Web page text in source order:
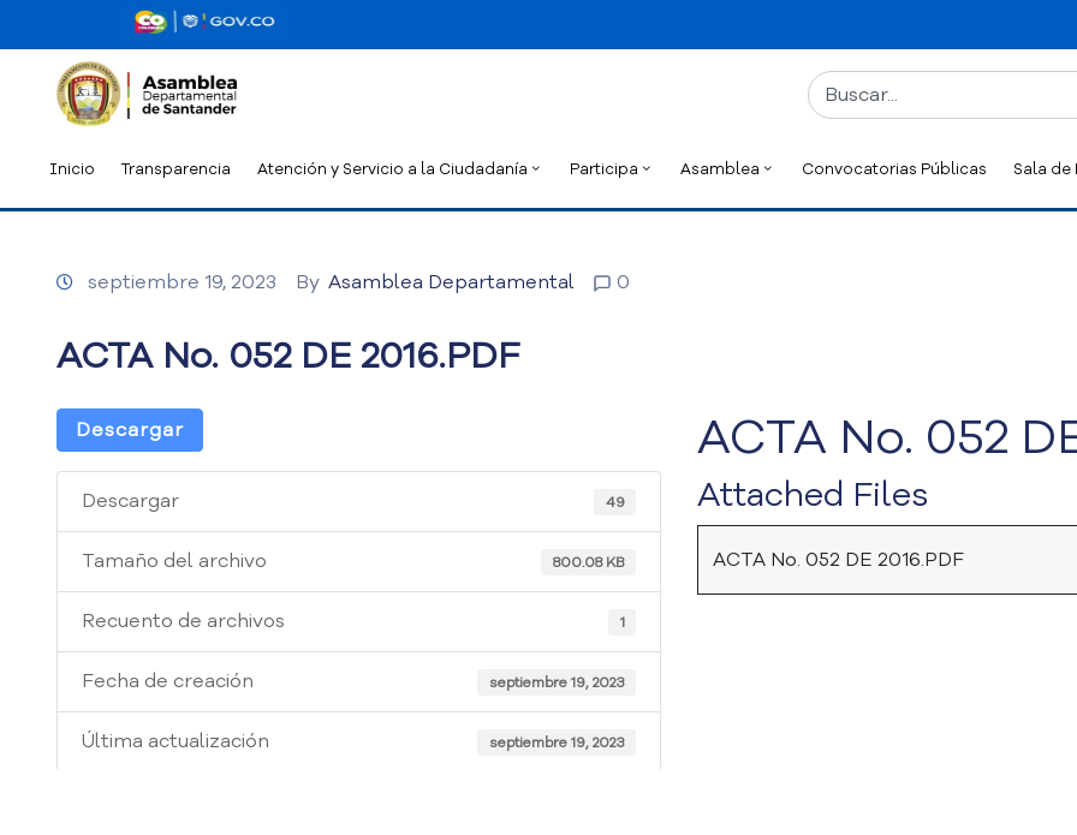
Inicio Transparencia Atención y Servicio a la Ciudadanía Participa Asamblea Convocatorias Públicas Sala de
septiembre 19, 2023 By Asamblea Departamental 0
ACTA No. 052 DE 2016.PDF
Descargar
Descargar 49
Tamaño del archivo 800.08 KB
Recuento de archivos 1
Fecha de creación septiembre 19, 2023
Última actualización septiembre 19, 2023
ACTA No. 052
Attached Files
ACTA No. 052 DE 2016.PDF